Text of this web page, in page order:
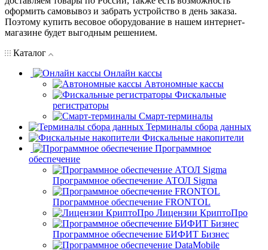
оформить самовывоз и забрать устройство в день заказа.
Поэтому купить весовое оборудование в нашем интернет-
магазине будет выгодным решением.
Каталог
Онлайн кассы
Автономные кассы
Фискальные
регистраторы
Смарт-терминалы
Терминалы сбора данных
Фискальные накопители
Программное
обеспечение
Программное обеспечение АТОЛ Sigma
Программное обеспечение FRONTOL
Лицензии КриптоПро
Программное обеспечение БИФИТ Бизнес